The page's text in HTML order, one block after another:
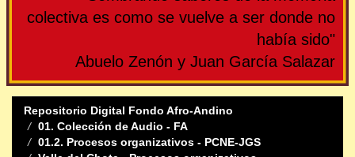
colectiva es como se vuelve a ser donde no
había sido"
Abuelo Zenón y Juan García Salazar
Repositorio Digital Fondo Afro-Andino
01. Colección de Audio - FA
01.2. Procesos organizativos - PCNE-JGS